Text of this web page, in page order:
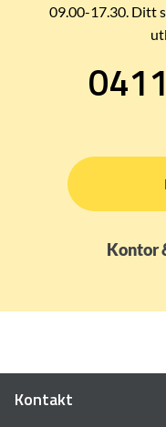
09.00-17.30. Ditt
Kontor
Kontakt